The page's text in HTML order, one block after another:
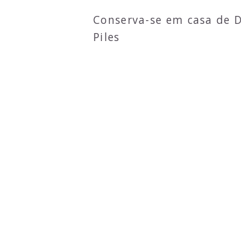
Conserva-se em casa de
Piles